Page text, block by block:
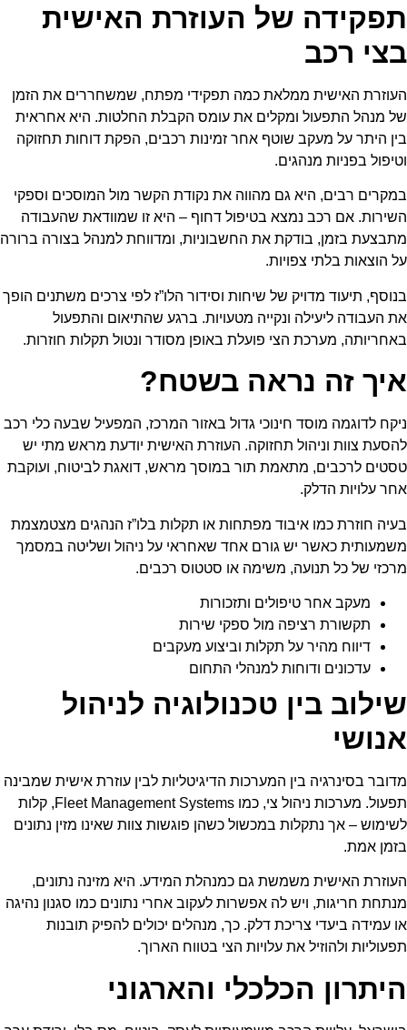
תפקידה של העוזרת האישית
בצי רכב
העוזרת האישית ממלאת כמה תפקידי מפתח, שמשחררים את הזמן
של מנהל התפעול ומקלים את עומס הקבלת החלטות. היא אחראית
בין היתר על מעקב שוטף אחר זמינות רכבים, הפקת דוחות תחזוקה
וטיפול בפניות מנהגים.
במקרים רבים, היא גם מהווה את נקודת הקשר מול המוסכים וספקי
השירות. אם רכב נמצא בטיפול דחוף – היא זו שמוודאת שהעבודה
מתבצעת בזמן, בודקת את החשבוניות, ומדווחת למנהל בצורה ברורה
על הוצאות בלתי צפויות.
בנוסף, תיעוד מדויק של שיחות וסידור הלו”ז לפי צרכים משתנים הופך
את העבודה ליעילה ונקייה מטעויות. ברגע שהתיאום והתפעול
באחריותה, מערכת הצי פועלת באופן מסודר ונטול תקלות חוזרות.
איך זה נראה בשטח?
ניקח לדוגמה מוסד חינוכי גדול באזור המרכז, המפעיל שבעה כלי רכב
להסעת צוות וניהול תחזוקה. העוזרת האישית יודעת מראש מתי יש
טסטים לרכבים, מתאמת תור במוסך מראש, דואגת לביטוח, ועוקבת
אחר עלויות הדלק.
בעיה חוזרת כמו איבוד מפתחות או תקלות בלו”ז הנהגים מצטמצמת
משמעותית כאשר יש גורם אחד שאחראי על ניהול ושליטה במסמך
מרכזי של כל תנועה, משימה או סטטוס רכבים.
מעקב אחר טיפולים ותזכורות
תקשורת רציפה מול ספקי שירות
דיווח מהיר על תקלות וביצוע מעקבים
עדכונים ודוחות למנהלי התחום
שילוב בין טכנולוגיה לניהול
אנושי
מדובר בסינרגיה בין המערכות הדיגיטליות לבין עוזרת אישית שמבינה
תפעול. מערכות ניהול צי, כמו Fleet Management Systems, קלות
לשימוש – אך נתקלות במכשול כשהן פוגשות צוות שאינו מזין נתונים
בזמן אמת.
העוזרת האישית משמשת גם כמנהלת המידע. היא מזינה נתונים,
מנתחת חריגות, ויש לה אפשרות לעקוב אחרי נתונים כמו סגנון נהיגה
או עמידה ביעדי צריכת דלק. כך, מנהלים יכולים להפיק תובנות
תפעוליות ולהוזיל את עלויות הצי בטווח הארוך.
היתרון הכלכלי והארגוני